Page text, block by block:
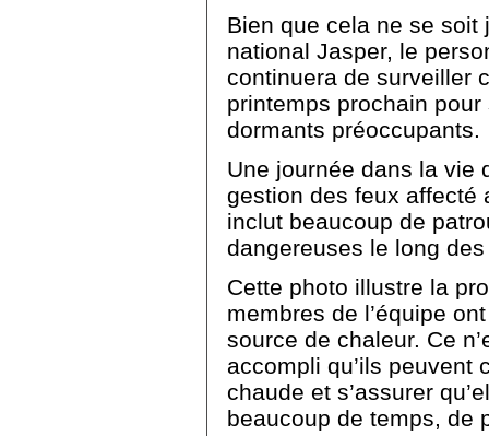
Bien que cela ne se soit
national Jasper, le
continuera de surveiller
printemps prochain pour
dormants préoccupants.
Une journée dans la vie
gestion des feux affecté
inclut beaucoup de
dangereuses le long
Cette photo illustre la
membres de l’équipe
source de chaleur. Ce
accompli qu’ils peuvent
chaude et s’assurer
beaucoup de temps, de